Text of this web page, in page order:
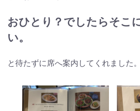
おひとり？でしたらそこ
い。
と待たずに席へ案内してくれました。